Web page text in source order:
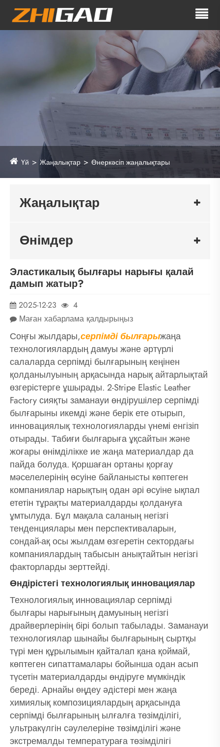
Үй Жаңалықтар Өнеркәсіп жаңалықтары
Жаңалықтар
Өнімдер
Эластикалық былғары нарығы қалай
дамып жатыр?
2025-12-23
4
Маған хабарлама қалдырыңыз
Соңғы жылдары,серпімді былғарыжаңа
технологиялардың дамуы және әртүрлі
салаларда серпімді былғарының кеңінен
қолданылуының арқасында нарық айтарлықтай
өзгерістерге ұшырады. 2-Stripe Elastic Leather
Factory сияқты заманауи өндірушілер серпімді
былғарыны икемді және берік ете отырып,
инновациялық технологияларды үнемі енгізіп
отырады. Табиғи былғарыға ұқсайтын және
жоғары өнімділікке ие жаңа материалдар да
пайда болуда. Қоршаған ортаны қорғау
мәселелерінің өсуіне байланысты көптеген
компаниялар нарықтың одан әрі өсуіне ықпал
ететін тұрақты материалдарды қолдануға
ұмтылуда. Бұл мақала саланың негізгі
тенденциялары мен перспективаларын,
сондай-ақ осы жылдам өзгеретін сектордағы
компаниялардың табысын анықтайтын негізгі
факторларды зерттейді.
Өндірістегі технологиялық инновациялар
Технологиялық инновациялар серпімді
былғары нарығының дамуының негізгі
драйверлерінің бірі болып табылады. Заманауи
технологиялар шынайы былғарының сыртқы
түрі мен құрылымын қайталап қана қоймай,
көптеген сипаттамалары бойынша одан асып
түсетін материалдарды өндіруге мүмкіндік
береді. Арнайы өңдеу әдістері мен жаңа
химиялық композициялардың арқасында
серпімді былғарының ылғалға төзімділігі,
ультракүлгін сәулелеріне төзімділігі және
экстремалды температураға төзімділігі